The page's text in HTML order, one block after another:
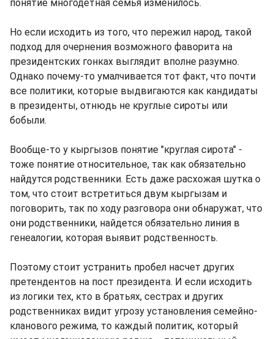
понятие многодетная семья изменилось.
Но если исходить из того, что пережил народ, такой
подход для очернения возможного фаворита на
президентских гонках выглядит вполне разумно.
Однако почему-то умалчивается тот факт, что почти
все политики, которые выдвигаются как кандидаты
в президенты, отнюдь не круглые сироты или
бобыли.
Вообще-то у кыргызов понятие "круглая сирота" -
тоже понятие относительное, так как обязательно
найдутся родственники. Есть даже расхожая шутка о
том, что стоит встретиться двум кыргызам и
поговорить, так по ходу разговора они обнаружат, что
они родственники, найдется обязательно линия в
генеалогии, которая выявит родственность.
Поэтому стоит устранить пробел насчет других
претендентов на пост президента. И если исходить
из логики тех, кто в братьях, сестрах и других
родственниках видит угрозу установления семейно-
кланового режима, то каждый политик, который